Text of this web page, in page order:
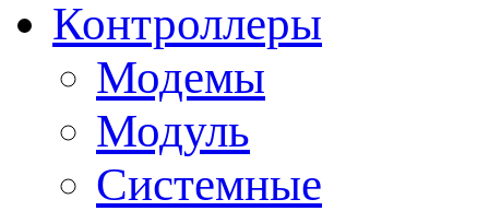
Контроллеры
Модемы
Модуль
Системные